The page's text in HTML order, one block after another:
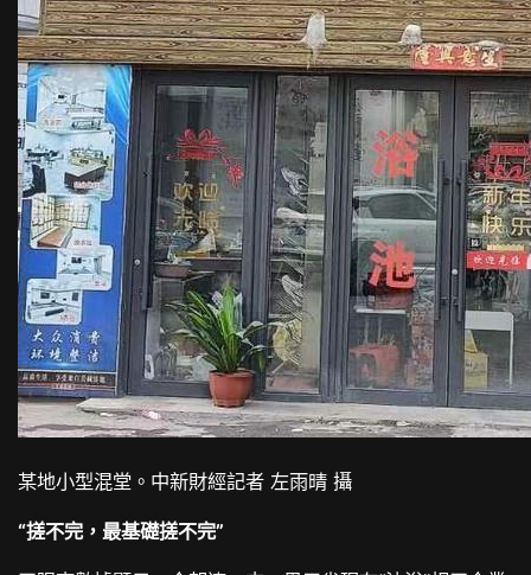
某地小型混堂。中新財經記者 左雨晴 攝
“搓不完，最基礎搓不完”